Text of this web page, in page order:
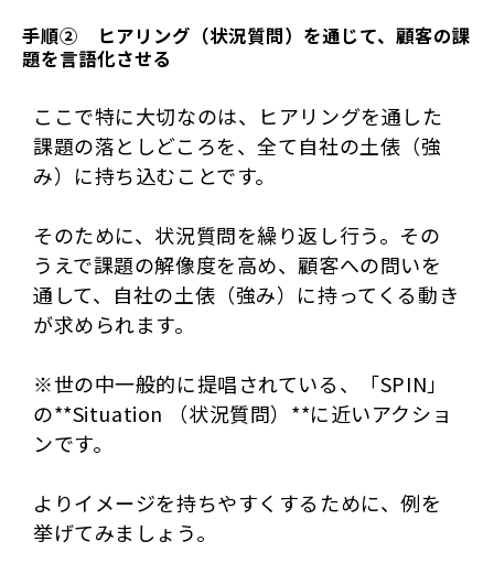
手順②　ヒアリング（状況質問）を通じて、顧客の課
題を言語化させる
ここで特に大切なのは、ヒアリングを通した
課題の落としどころを、全て自社の土俵（強
み）に持ち込むことです。
そのために、状況質問を繰り返し行う。その
うえで課題の解像度を高め、顧客への問いを
通して、自社の土俵（強み）に持ってくる動き
が求められます。
※世の中一般的に提唱されている、「SPIN」
の**Situation （状況質問）**に近いアクショ
ンです。
よりイメージを持ちやすくするために、例を
挙げてみましょう。